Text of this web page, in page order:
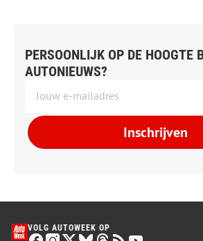
PERSOONLIJK OP DE HOOGTE
AUTONIEUWS?
Inschrijven
VOLG AUTOWEEK OP